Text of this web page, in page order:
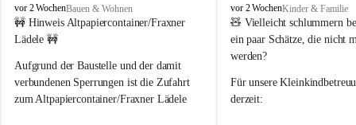
F
r
a
e
r
n
vor 2 WochenBauen & Wohnen
🚧 Hinweis Altpapiercontainer/Fraxner
Lädele 🚧
Aufgrund der Baustelle und der damit
verbundenen Sperrungen ist die Zufahrt
zum Altpapiercontainer/Fraxner Lädele
F
r
a
x
r
n
vor 2 WochenKinder & Familie
🧸 Vielleicht schlummern
ein paar Schätze, die nicht
werden?
Für unsere
derzeit: